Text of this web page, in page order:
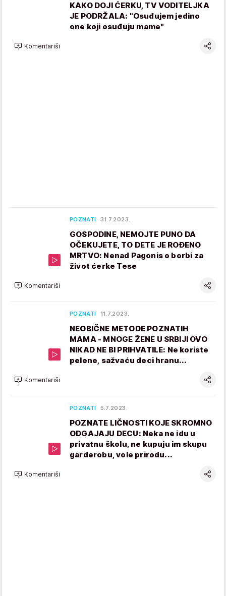
KAKO DOJI ĆERKU, TV VODITELJKA
JE PODRŽALA: "Osuđujem jedino
one koji osuđuju mame"
Komentariši
POZNATI 31.7.2023.
GOSPODINE, NEMOJTE PUNO DA
OČEKUJETE, TO DETE JE ROĐENO
MRTVO: Nenad Pagonis o borbi za
život ćerke Tese
Komentariši
POZNATI 11.7.2023.
NEOBIČNE METODE POZNATIH
MAMA - MNOGE ŽENE U SRBIJI OVO
NIKAD NE BI PRIHVATILE: Ne koriste
pelene, sažvaću deci hranu...
Komentariši
POZNATI 5.7.2023.
POZNATE LIČNOSTI KOJE SKROMNO
ODGAJAJU DECU: Neka ne idu u
privatnu školu, ne kupuju im skupu
garderobu, vole prirodu...
Komentariši